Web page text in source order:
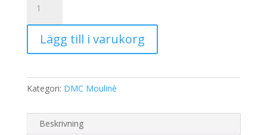
Moulinè
518
mängdLägg till i varukorg
Kategori: DMC Moulinè
Beskrivning